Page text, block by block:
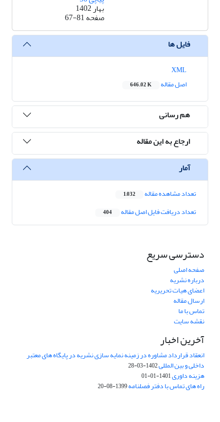
بهار 1402
صفحه67-81
فایل ها
اصل مقاله
646.02 K
هم رسانی
ارجاع به این مقاله
آمار
تعداد مشاهده مقاله 1,032
تعداد دریافت فایل اصل مقاله 404
دسترسی سریع
صفحه اصلی
درباره نشریه
اعضای هیات تحریریه
ارسال مقاله
تماس با ما
نقشه سایت
آخرین اخبار
انعقاد قرارداد مشاوره در زمینه نمایه سازی نشریه در پایگاه های معتبر
داخلی و بین المللی1402-03-28
هزینه داوری1401-01-01
راه های تماس با دفتر فصلنامه1399-08-20